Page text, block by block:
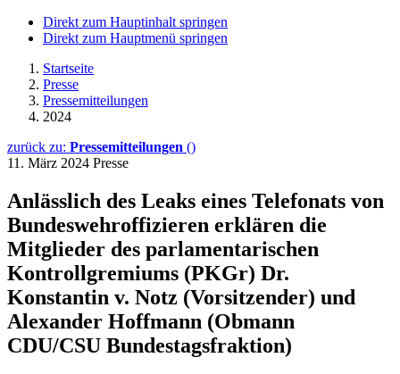
Direkt zum Hauptinhalt springen
Direkt zum Hauptmenü springen
Startseite
Presse
Pressemitteilungen
2024
zurück zu: Pressemitteilungen ()
11. März 2024 Presse
Anlässlich des Leaks eines Telefonats von
Bundeswehroffizieren erklären die
Mitglieder des parlamentarischen
Kontrollgremiums (PKGr) Dr.
Konstantin v. Notz (Vorsitzender) und
Alexander Hoffmann (Obmann
CDU/CSU Bundestagsfraktion)